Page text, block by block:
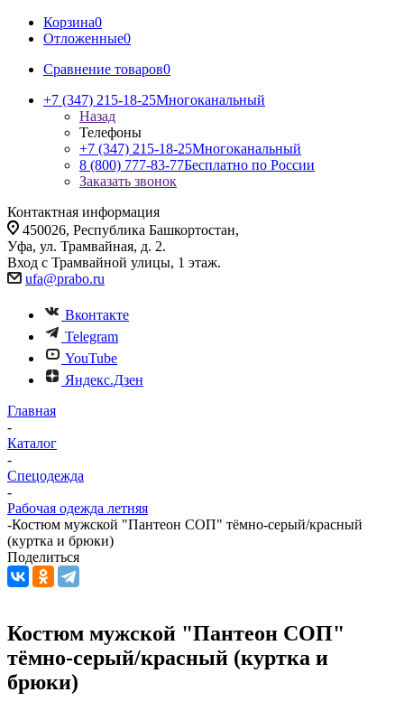
Корзина0
Отложенные0
Сравнение товаров0
+7 (347) 215-18-25Многоканальный
Назад
Телефоны
+7 (347) 215-18-25Многоканальный
8 (800) 777-83-77Бесплатно по России
Заказать звонок
Контактная информация
450026, Республика Башкортостан,
Уфа, ул. Трамвайная, д. 2.
Вход с Трамвайной улицы, 1 этаж.
ufa@prabo.ru
Вконтакте
Telegram
YouTube
Яндекс.Дзен
Главная
-
Каталог
-
Спецодежда
-
Рабочая одежда летняя
-Костюм мужской "Пантеон СОП" тёмно-серый/красный
(куртка и брюки)
Поделиться
Костюм мужской "Пантеон СОП"
тёмно-серый/красный (куртка и
брюки)